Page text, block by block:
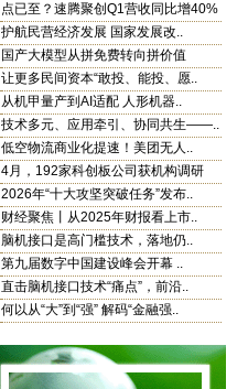
点已至？速腾聚创Q1营收同比增40%
护航民营经济发展 国家发展改..
国产大模型从拼免费转向拼价值
让更多民间资本“敢投、能投、愿..
从机甲量产到AI适配 人形机器..
技术多元、应用牵引、协同共生——..
低空物流商业化提速！美团无人..
4月，192家科创板公司获机构调研
2026年“十大攻坚突破任务”发布..
财经聚焦丨从2025年财报看上市..
脑机接口是高门槛技术，落地仍..
第九届数字中国建设峰会开幕 ..
直击脑机接口技术“痛点”，前沿..
何以从“大”到“强” 解码“金融强..